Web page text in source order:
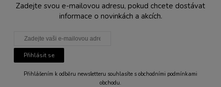
Zadejte svou e-mailovou adresu, pokud chcete dostávat
informace o novinkách a akcích.
Přihlásit se
Přihlášením k odběru newsletteru souhlasíte s obchodními podmínkami
obchodu.